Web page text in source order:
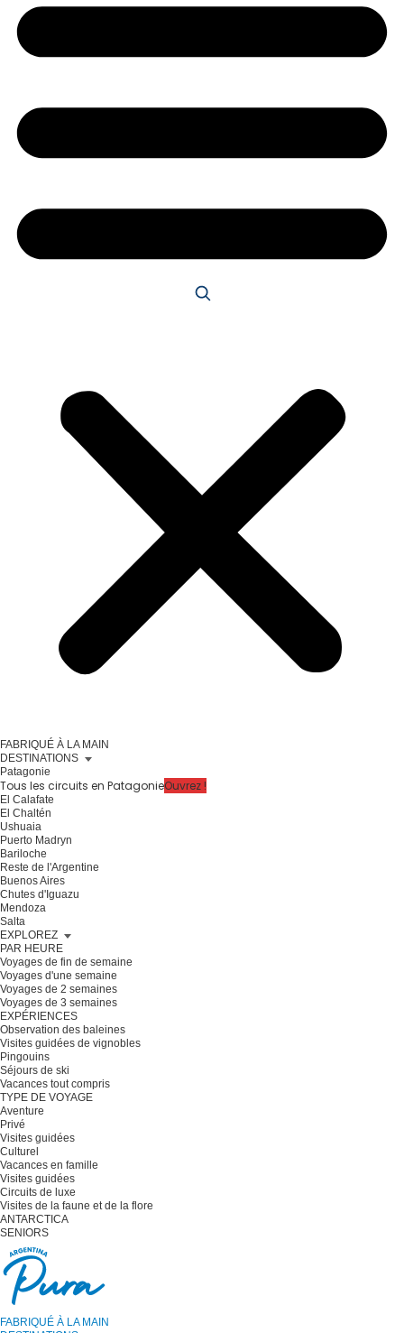
FABRIQUÉ À LA MAIN
DESTINATIONS
Patagonie
Tous les circuits en PatagonieOuvrez !
El Calafate
El Chaltén
Ushuaia
Puerto Madryn
Bariloche
Reste de l'Argentine
Buenos Aires
Chutes d'Iguazu
Mendoza
Salta
EXPLOREZ
PAR HEURE
Voyages de fin de semaine
Voyages d'une semaine
Voyages de 2 semaines
Voyages de 3 semaines
EXPÉRIENCES
Observation des baleines
Visites guidées de vignobles
Pingouins
Séjours de ski
Vacances tout compris
TYPE DE VOYAGE
Aventure
Privé
Visites guidées
Culturel
Vacances en famille
Visites guidées
Circuits de luxe
Visites de la faune et de la flore
ANTARCTICA
SENIORS
FABRIQUÉ À LA MAIN